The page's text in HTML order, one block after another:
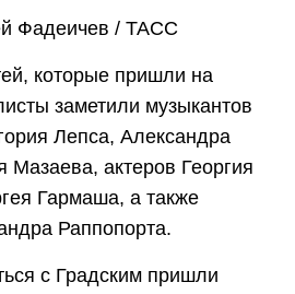
Фадеичев / ТАСС
которые пришли на
заметили музыкантов
Лепса, Александра
Мазаева, актеров Георгия
Гармаша, а также
Раппопорта.
с Градским пришли